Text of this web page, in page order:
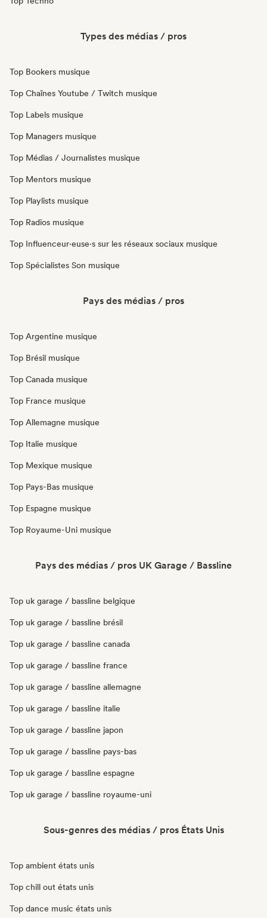
Types des médias / pros
Top Bookers musique
Top Chaînes Youtube / Twitch musique
Top Labels musique
Top Managers musique
Top Médias / Journalistes musique
Top Mentors musique
Top Playlists musique
Top Radios musique
Top Influenceur·euse·s sur les réseaux sociaux musique
Top Spécialistes Son musique
Pays des médias / pros
Top Argentine musique
Top Brésil musique
Top Canada musique
Top France musique
Top Allemagne musique
Top Italie musique
Top Mexique musique
Top Pays-Bas musique
Top Espagne musique
Top Royaume-Uni musique
Pays des médias / pros UK Garage / Bassline
Top uk garage / bassline belgique
Top uk garage / bassline brésil
Top uk garage / bassline canada
Top uk garage / bassline france
Top uk garage / bassline allemagne
Top uk garage / bassline italie
Top uk garage / bassline japon
Top uk garage / bassline pays-bas
Top uk garage / bassline espagne
Top uk garage / bassline royaume-uni
Sous-genres des médias / pros États Unis
Top ambient états unis
Top chill out états unis
Top dance music états unis